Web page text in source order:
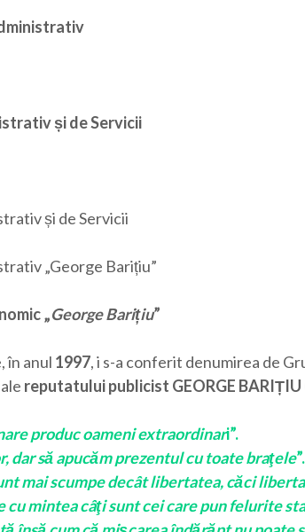
și de Servicii
și de Servicii
„George Barițiu”
„George Barițiu”
în anul 1997, i s-a conferit denumirea de
ale reputatului publicist GEORGE BARIȚIU
produc oameni extraordinari”.
dar să apucăm prezentul cu toate braţele”.
mai scumpe decât libertatea, căci
cu mintea câţi sunt cei care pun felurite